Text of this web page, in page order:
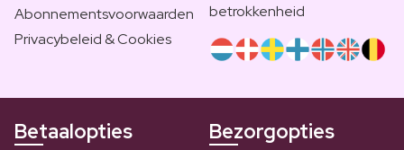
Abonnementsvoorwaarden
Privacybeleid & Cookies
betrokkenheid
Betaalopties Bezorgopties